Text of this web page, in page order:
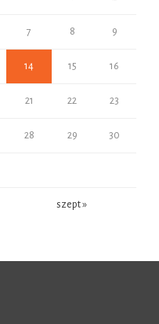
7 8 9
14 15 16
21 22 23
28 29 30
szept »